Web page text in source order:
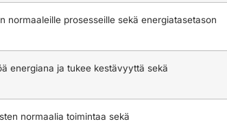
normaaleille prosesseille sekä energiatasetason
energiana ja tukee kestävyyttä sekä
normaalia toimintaa sekä